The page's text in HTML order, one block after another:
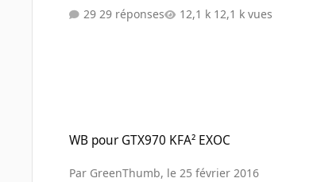
29 réponses 12,1 k vues
WB pour GTX970 KFA² EXOC
Par GreenThumb, le 25 février 2016